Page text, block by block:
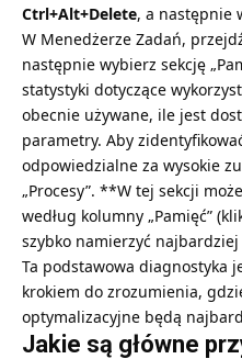
Ctrl+Alt+Delete, a następnie
W Menedżerze Zadań,
następnie wybierz sekcję
statystyki dotyczące
obecnie używane, ile jest
parametry. Aby
odpowiedzialne za wysokie
„Procesy”. **W tej sekcji
według kolumny „Pamięć”
szybko namierzyć
Ta podstawowa diagnostyka
krokiem do zrozumienia,
optymalizacyjne będą
Jakie są główne